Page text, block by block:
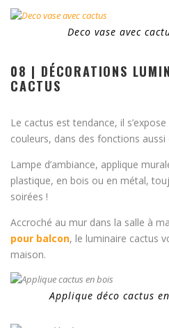
Deco vase avec
08 | DÉCORATIONS
CACTUS
Le cactus est tendance, il
couleurs, dans des fonctions aussi
Lampe d’ambiance, applique
plastique, en bois ou en métal,
soirées !
Accroché au mur dans la salle à
pour balcon, le luminaire cactus
maison.
Applique déco cactus